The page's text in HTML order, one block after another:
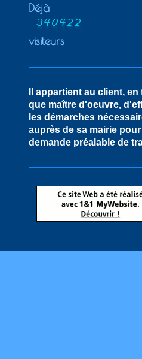
Déjà
visiteurs
Il appartient au client, en
que maître d'oeuvre,
les démarches
auprès de sa mairie
demande préalable de